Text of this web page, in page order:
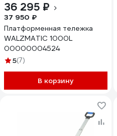
36 295 ₽
37 950 ₽
Платформенная тележка
WALZMATIC 1000L
00000004524
5(7)
В корзину